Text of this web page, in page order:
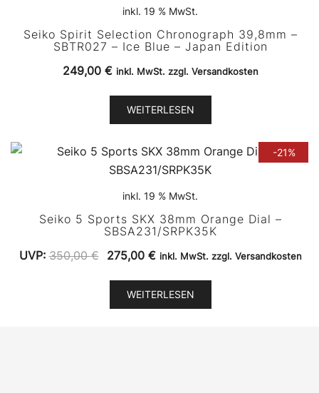
inkl. 19 % MwSt.
Seiko Spirit Selection Chronograph 39,8mm –
SBTR027 – Ice Blue – Japan Edition
249,00 € inkl. MwSt. zzgl. Versandkosten
WEITERLESEN
-21%
inkl. 19 % MwSt.
Seiko 5 Sports SKX 38mm Orange Dial –
SBSA231/SRPK35K
UVP: 350,00€
Ursprünglicher
war:
350,00 €
275,00 €Aktueller
ist:
275,00 €.
inkl. MwSt. zzgl. Versandkosten
WEITERLESEN